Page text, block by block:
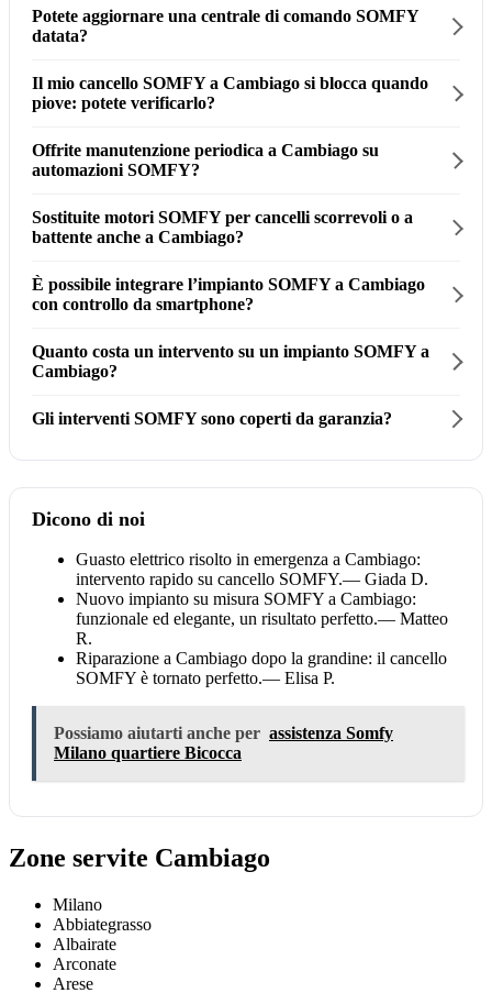
Potete aggiornare una centrale di comando SOMFY
datata?
Il mio cancello SOMFY a Cambiago si blocca quando
piove: potete verificarlo?
Offrite manutenzione periodica a Cambiago su
automazioni SOMFY?
Sostituite motori SOMFY per cancelli scorrevoli o a
battente anche a Cambiago?
È possibile integrare l’impianto SOMFY a Cambiago
con controllo da smartphone?
Quanto costa un intervento su un impianto SOMFY a
Cambiago?
Gli interventi SOMFY sono coperti da garanzia?
Dicono di noi
Guasto elettrico risolto in emergenza a Cambiago:
intervento rapido su cancello SOMFY.— Giada D.
Nuovo impianto su misura SOMFY a Cambiago:
funzionale ed elegante, un risultato perfetto.— Matteo
R.
Riparazione a Cambiago dopo la grandine: il cancello
SOMFY è tornato perfetto.— Elisa P.
Possiamo aiutarti anche per assistenza Somfy
Milano quartiere Bicocca
Zone servite Cambiago
Milano
Abbiategrasso
Albairate
Arconate
Arese